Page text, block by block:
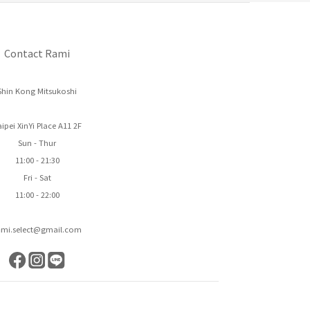
Contact Rami
Kong Mitsukoshi
XinYi Place A11 2F
Sun - Thur
11:00 - 21:30
Fri - Sat
11:00 - 22:00